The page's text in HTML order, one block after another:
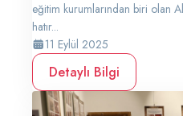
eğitim kurumlarından biri olan
hatır...
11 Eylül 2025
Detaylı Bilgi